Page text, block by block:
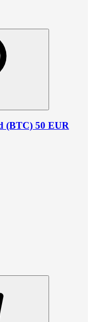
(BTC) 50 EUR